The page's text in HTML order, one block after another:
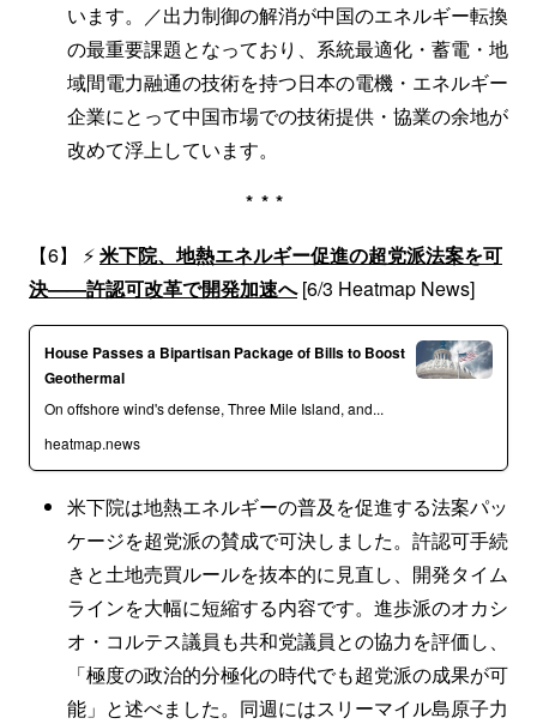
います。／出力制御の解消が中国のエネルギー転換
の最重要課題となっており、系統最適化・蓄電・地
域間電力融通の技術を持つ日本の電機・エネルギー
企業にとって中国市場での技術提供・協業の余地が
改めて浮上しています。
***
【6】 ⚡米下院、地熱エネルギー促進の超党派法案を可
決——許認可改革で開発加速へ[6/3 Heatmap News]
House Passes a Bipartisan Package of Bills to Boost
Geothermal
On offshore wind's defense, Three Mile Island, and...
heatmap.news
米下院は地熱エネルギーの普及を促進する法案パッ
ケージを超党派の賛成で可決しました。許認可手続
きと土地売買ルールを抜本的に見直し、開発タイム
ラインを大幅に短縮する内容です。進歩派のオカシ
オ・コルテス議員も共和党議員との協力を評価し、
「極度の政治的分極化の時代でも超党派の成果が可
能」と述べました。同週にはスリーマイル島原子力